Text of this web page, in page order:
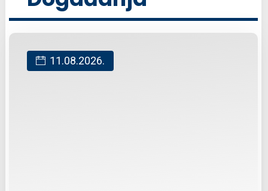
11.08.2026.